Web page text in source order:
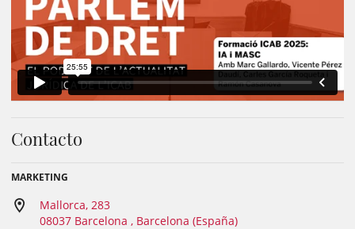
Contacto
MARKETING
Mallorca, 283
08037 Barcelona , Barcelona (España)